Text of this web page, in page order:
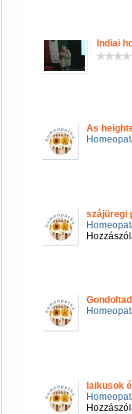
Indiai
As
szájüregi
laikusok